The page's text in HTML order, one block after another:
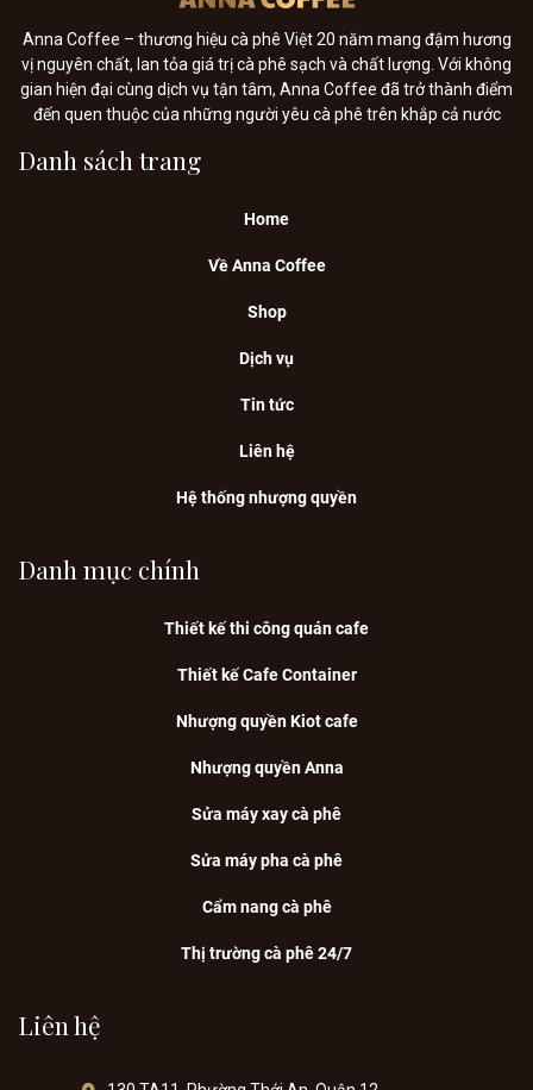
Anna Coffee – thương hiệu cà phê Việt 20 năm mang đậm hương
vị nguyên chất, lan tỏa giá trị cà phê sạch và chất lượng. Với không
gian hiện đại cùng dịch vụ tận tâm, Anna Coffee đã trở thành điểm
đến quen thuộc của những người yêu cà phê trên khắp cả nước
Danh sách trang
Home
Về Anna Coffee
Shop
Dịch vụ
Tin tức
Liên hệ
Hệ thống nhượng quyền
Danh mục chính
Thiết kế thi công quán cafe
Thiết kế Cafe Container
Nhượng quyền Kiot cafe
Nhượng quyền Anna
Sửa máy xay cà phê
Sửa máy pha cà phê
Cẩm nang cà phê
Thị trường cà phê 24/7
Liên hệ